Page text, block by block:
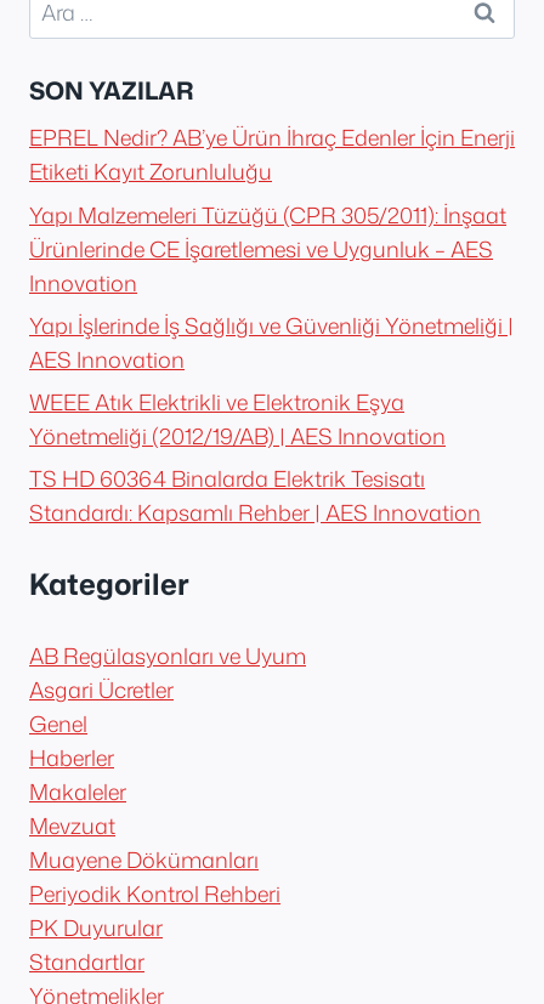
SON YAZILAR
EPREL Nedir? AB’ye Ürün İhraç Edenler İçin Enerji
Etiketi Kayıt Zorunluluğu
Yapı Malzemeleri Tüzüğü (CPR 305/2011): İnşaat
Ürünlerinde CE İşaretlemesi ve Uygunluk – AES
Innovation
Yapı İşlerinde İş Sağlığı ve Güvenliği Yönetmeliği |
AES Innovation
WEEE Atık Elektrikli ve Elektronik Eşya
Yönetmeliği (2012/19/AB) | AES Innovation
TS HD 60364 Binalarda Elektrik Tesisatı
Standardı: Kapsamlı Rehber | AES Innovation
Kategoriler
AB Regülasyonları ve Uyum
Asgari Ücretler
Genel
Haberler
Makaleler
Mevzuat
Muayene Dökümanları
Periyodik Kontrol Rehberi
PK Duyurular
Standartlar
Yönetmelikler